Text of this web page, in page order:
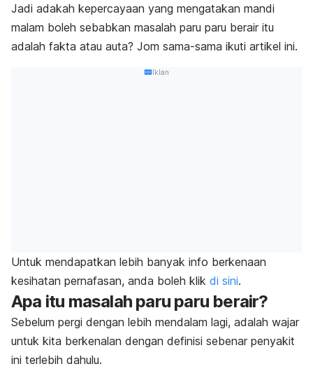
Jadi adakah kepercayaan yang mengatakan mandi
malam boleh sebabkan masalah paru paru berair itu
adalah fakta atau auta? Jom sama-sama ikuti artikel ini.
Iklan
Untuk mendapatkan lebih banyak info berkenaan
kesihatan pernafasan, anda boleh klik di sini.
Apa itu masalah paru paru berair?
Sebelum pergi dengan lebih mendalam lagi, adalah wajar
untuk kita berkenalan dengan definisi sebenar penyakit
ini terlebih dahulu.